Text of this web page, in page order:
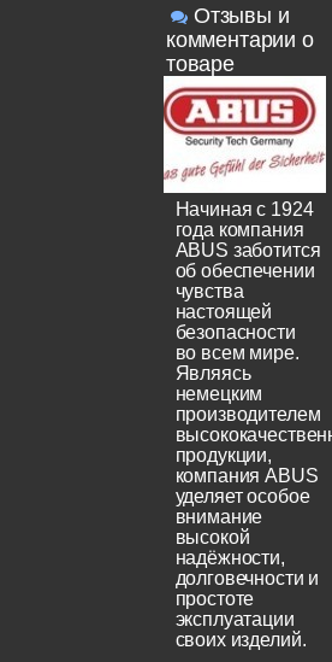
Отзывы и
комментарии о
товаре
Начиная с 1924
года компания
ABUS заботится
об обеспечении
чувства
настоящей
безопасности
во всем мире.
Являясь
немецким
производителем
продукции,
компания ABUS
уделяет особое
внимание
высокой
надёжности,
долговечности и
простоте
эксплуатации
своих изделий.